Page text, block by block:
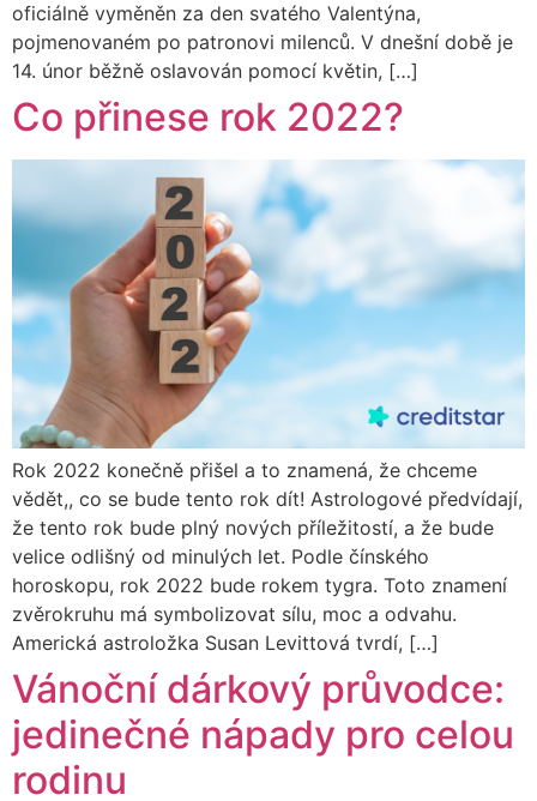
oficiálně vyměněn za den svatého Valentýna,
pojmenovaném po patronovi milenců. V dnešní době je
14. únor běžně oslavován pomocí květin, […]
Co přinese rok 2022?
Rok 2022 konečně přišel a to znamená, že chceme
vědět,, co se bude tento rok dít! Astrologové předvídají,
že tento rok bude plný nových příležitostí, a že bude
velice odlišný od minulých let. Podle čínského
horoskopu, rok 2022 bude rokem tygra. Toto znamení
zvěrokruhu má symbolizovat sílu, moc a odvahu.
Americká astroložka Susan Levittová tvrdí, […]
Vánoční dárkový průvodce:
jedinečné nápady pro celou
rodinu